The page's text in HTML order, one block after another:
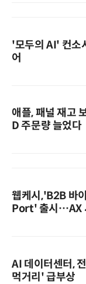
'모두의 AI' 컨소
어
애플, 패널 재고
D 주문량 늘었다
웹케시,'B2B 바
Port' 출시…AX
AI 데이터센터,
먹거리' 급부상